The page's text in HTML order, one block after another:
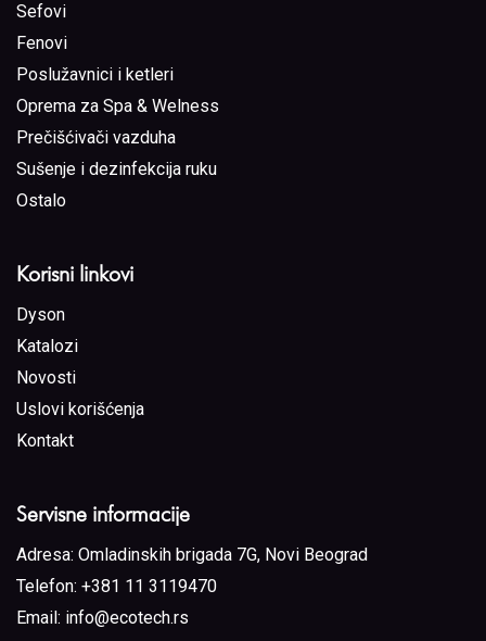
Sefovi
Fenovi
Poslužavnici i ketleri
Oprema za Spa & Welness
Prečišćivači vazduha
Sušenje i dezinfekcija ruku
Ostalo
Korisni linkovi
Dyson
Katalozi
Novosti
Uslovi korišćenja
Kontakt
Servisne informacije
Adresa: Omladinskih brigada 7G, Novi Beograd
Telefon: +381 11 3119470
Email: info@ecotech.rs